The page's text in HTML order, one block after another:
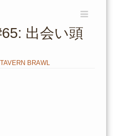
出会い頭
TAVERN BRAWL